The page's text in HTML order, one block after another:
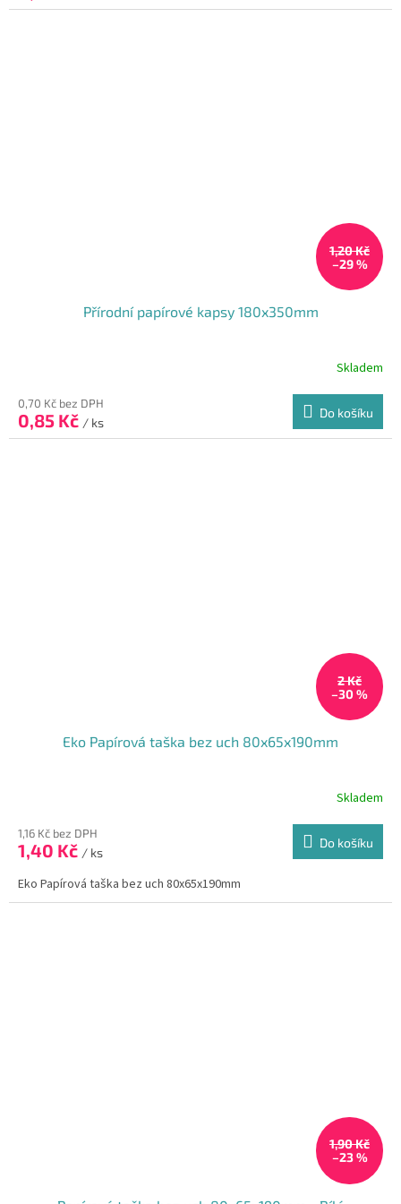
5,0
1,20 Kč
–29 %
Přírodní papírové kapsy 180x350mm
produktu
je
4,5
Skladem
0,70 Kč bez DPH
0,85 Kč / ks
Do košíku
2 Kč
–30 %
Eko Papírová taška bez uch 80x65x190mm
produktu
je
z
5
Skladem
1,16 Kč bez DPH
1,40 Kč / ks
Do košíku
Eko Papírová taška bez uch 80x65x190mm
1,90 Kč
–23 %